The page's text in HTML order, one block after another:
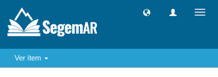
Ver ítem